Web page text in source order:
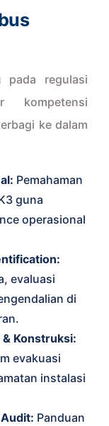
pada regulasi
kompetensi
ke dalam
Pemahaman
guna
operasional
evaluasi
di
& Konstruksi:
evakuasi
instalasi
Panduan